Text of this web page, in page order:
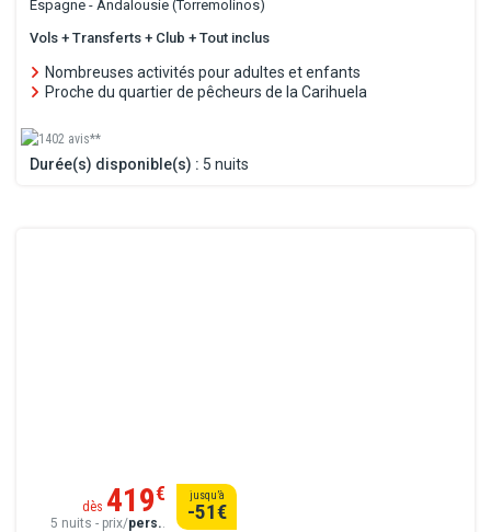
Espagne - Andalousie (Torremolinos)
Vols + Transferts + Club + Tout inclus
Nombreuses activités pour adultes et enfants
Proche du quartier de pêcheurs de la Carihuela
1402 avis**
Durée(s) disponible(s) : 5 nuits
dès 419€
5 nuits - prix/pers..
jusqu’à
-51€